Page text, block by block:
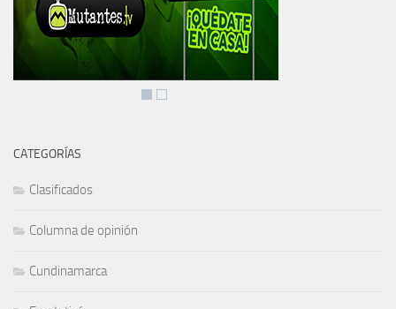
CATEGORÍAS
Clasificados
Columna de opinión
Cundinamarca